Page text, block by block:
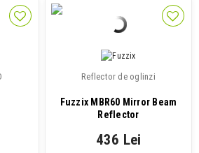
Reflector de oglinzi
Fuzzix MBR60 Mirror Beam
Reflector
436 Lei